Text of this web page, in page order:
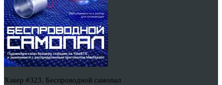
Хакер #323. Беспроводной самопал